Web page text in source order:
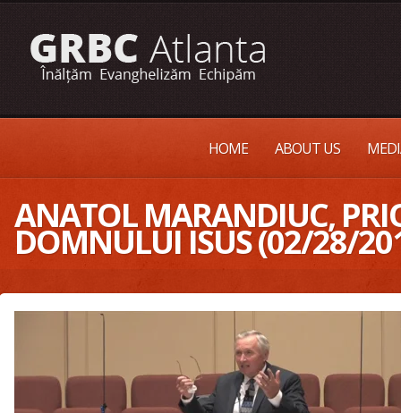
HOME ABOUT US
ANATOL MARANDIUC,
DOMNULUI ISUS (02/28/